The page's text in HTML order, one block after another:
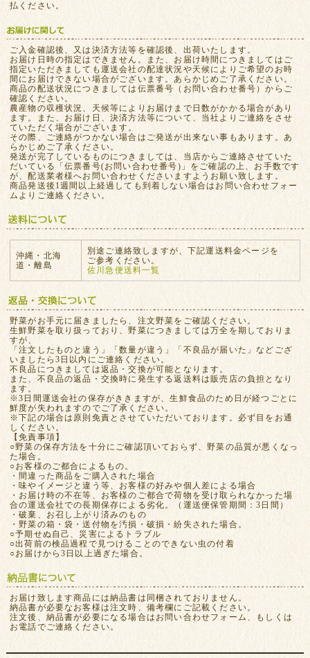
払ください。
ご入金確認後、又は決済方法等を確認後、出荷いたします。
お届け日時の指定はできません。また、お届け時間につきましてはご
指定いただきましても運送会社の配達状況や天候によりご希望のお時
間にお届けできない場合がございます。あらかじめご了承ください。
商品の配送状況につきましては伝票番号（お問い合わせ番号）からご
確認ください。
農産物の収穫状況、天候等によりお届けまで日数がかかる場合があり
ます。また、お届け日、決済方法等について、当社よりご連絡をさせ
ていただく場合がございます。
その際、ご連絡がつかない場合はご発送が出来ない事もあります。あ
らかじめご了承ください。
発送が完了しているものにつきましては、当店からご連絡させていた
だいている「伝票番号(お問い合わせ番号)」をご確認の上、お手数です
が、配送業者様へお問い合わせくださいますようお願い致します。
商品発送後1週間以上経過しても到着しない場合はお問い合わせフォー
ムよりご連絡ください。
沖縄・北海
道・離島
別途ご連絡致しますが、下記運送料金ページを
ご参考ください。
佐川急便送料一覧
野菜がお手元に届きましたら、注文野菜をご確認ください。
生鮮野菜を取り扱っており、野菜につきましては万全を期しておりま
すが、
「注文したものと違う」「数量が違う」「不良品が届いた」などござ
いましたら3日以内にご連絡ください。
不良品につきましては返品・交換が可能となります。
また、不良品の返品・交換時に発生する返送料は販売店の負担となり
ます。
※3日間運送会社の保存がききますが、生鮮食品のため日が経つごとに
鮮度が失われますのでご了承ください。
※下記の場合は原則免責とさせていただいております。必ず目をお通
しください。
【免責事項】
○野菜の保存方法を十分にご確認頂いておらず、野菜の品質が悪くなっ
た場合。
○お客様のご都合によるもの。
・間違った商品をご購入された場合
・味やイメージと違う等、お客様の好みや個人差による場合
・お届け時の不在等、お客様のご都合で荷物を受け取られなかった場
合の運送会社での長期保存による劣化。（運送便保管期間：3日間）
・破棄、お召し上がり済みのもの
・野菜の箱・袋・送付物を汚損・破損・紛失された場合。
○予期せぬ自己、災害によるトラブル
○出荷前の検品過程で見つけることのできない虫の付着
○お届けから3日以上過ぎた場合。
お届け致します商品には納品書は同梱されておりません。
納品書が必要なお客様は注文時、備考欄にご記載ください。
注文後、納品書が必要になる場合はお問い合わせフォーム、もしくは
お電話でご連絡ください。